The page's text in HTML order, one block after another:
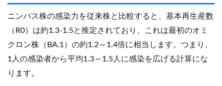
ニンバス株の感染力を従来株と比較すると、基本再生産数
（R0）は約1.3-1.5と推定されており、これは最初のオミ
クロン株（BA.1）の約1.2～1.4倍に相当します。つまり、
1人の感染者から平均1.3～1.5人に感染を広げる計算にな
ります。